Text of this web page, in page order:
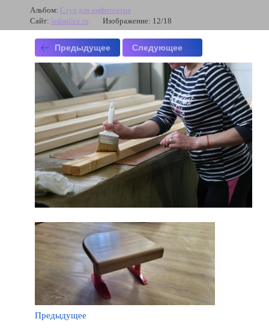
Альбом: Стул для амфитеатра
Сайт: ledsplice.ru Изображение: 12/18
Предыдущее Следующее
Предыдущее